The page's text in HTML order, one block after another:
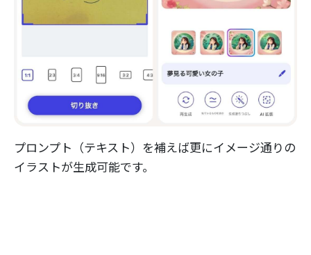
プロンプト（テキスト）を補えば更にイメージ通りの
イラストが生成可能です。